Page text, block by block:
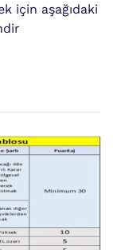
için aşağıdaki